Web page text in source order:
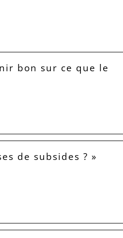
bon sur ce que le
de subsides ? »